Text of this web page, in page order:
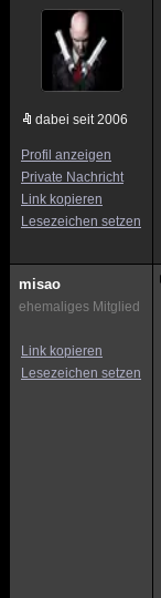
dabei seit 2006
Profil anzeigen
Private Nachricht
Link kopieren
Lesezeichen setzen
misao
ehemaliges Mitglied
Link kopieren
Lesezeichen setzen